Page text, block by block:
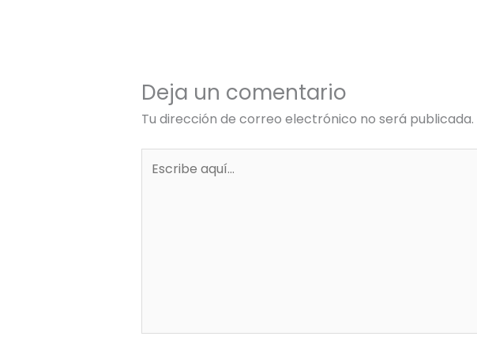
Deja un comentario
Tu dirección de correo electrónico no será publicada.
aquí...